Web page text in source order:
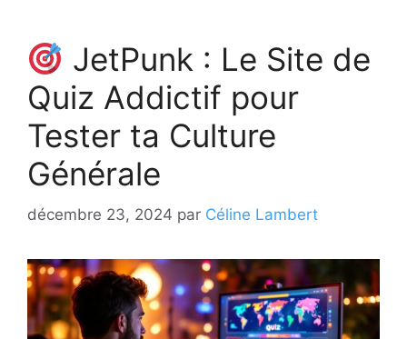
JetPunk : Le Site de
Quiz Addictif pour
Tester ta Culture
Générale
décembre 23, 2024 par Céline Lambert